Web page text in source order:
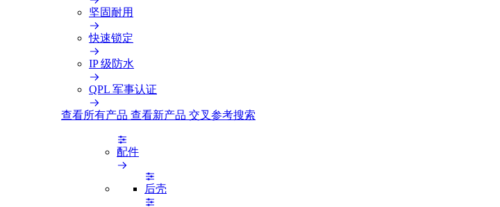
坚固耐用
快速锁定
IP 级防水
QPL 军事认证
查看所有产品 查看新产品 交叉参考搜索
配件
后壳